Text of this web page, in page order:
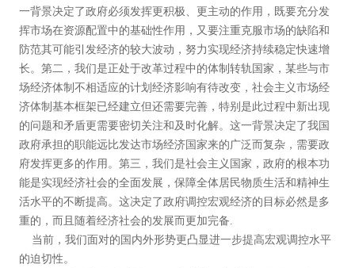
一背景决定了政府必须发挥更积极、更主动的作用，既要充分发
挥市场在资源配置中的基础性作用，又要注重克服市场的缺陷和
防范其可能引发经济的较大波动，努力实现经济持续稳定快速增
长。第二，我们是正处于改革过程中的体制转轨国家，某些与市
场经济体制不相适应的计划经济影响有待改变，社会主义市场经
济体制基本框架已经建立但还需要完善，特别是此过程中新出现
的问题和矛盾更需要密切关注和及时化解。这一背景决定了我国
政府承担的职能远比发达市场经济国家来的广泛而复杂，需要政
府发挥更多的作用。第三，我们是社会主义国家，政府的根本功
能是实现经济社会的全面发展，保障全体居民物质生活和精神生
活水平的不断提高。这决定了政府调控宏观经济的目标必然是多
重的，而且随着经济社会的发展而更加完备.
当前，我们面对的国内外形势更凸显进一步提高宏观调控水平
的迫切性。